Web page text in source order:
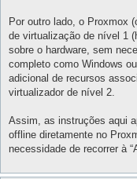
Por outro lado, o Proxmox
de virtualização de nível 1
sobre o hardware, sem
completo como Windows
adicional de recursos
virtualizador de nível 2.
Assim, as instruções aqui
offline diretamente no
necessidade de recorrer à